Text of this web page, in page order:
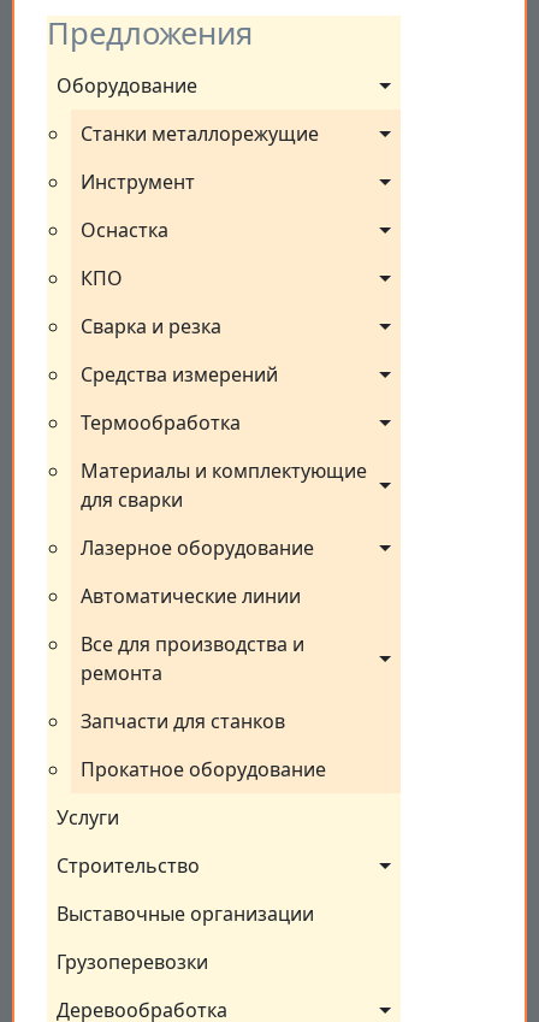
Предложения
Оборудование
Станки металлорежущие
Инструмент
Оснастка
КПО
Сварка и резка
Средства измерений
Термообработка
Материалы и комплектующие
для сварки
Лазерное оборудование
Автоматические линии
Все для производства и
ремонта
Запчасти для станков
Прокатное оборудование
Услуги
Строительство
Выставочные организации
Грузоперевозки
Деревообработка